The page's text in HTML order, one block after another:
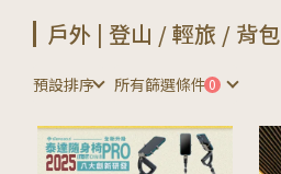
戶外 | 登山 / 輕旅 / 背包
預設排序 所有篩選條件